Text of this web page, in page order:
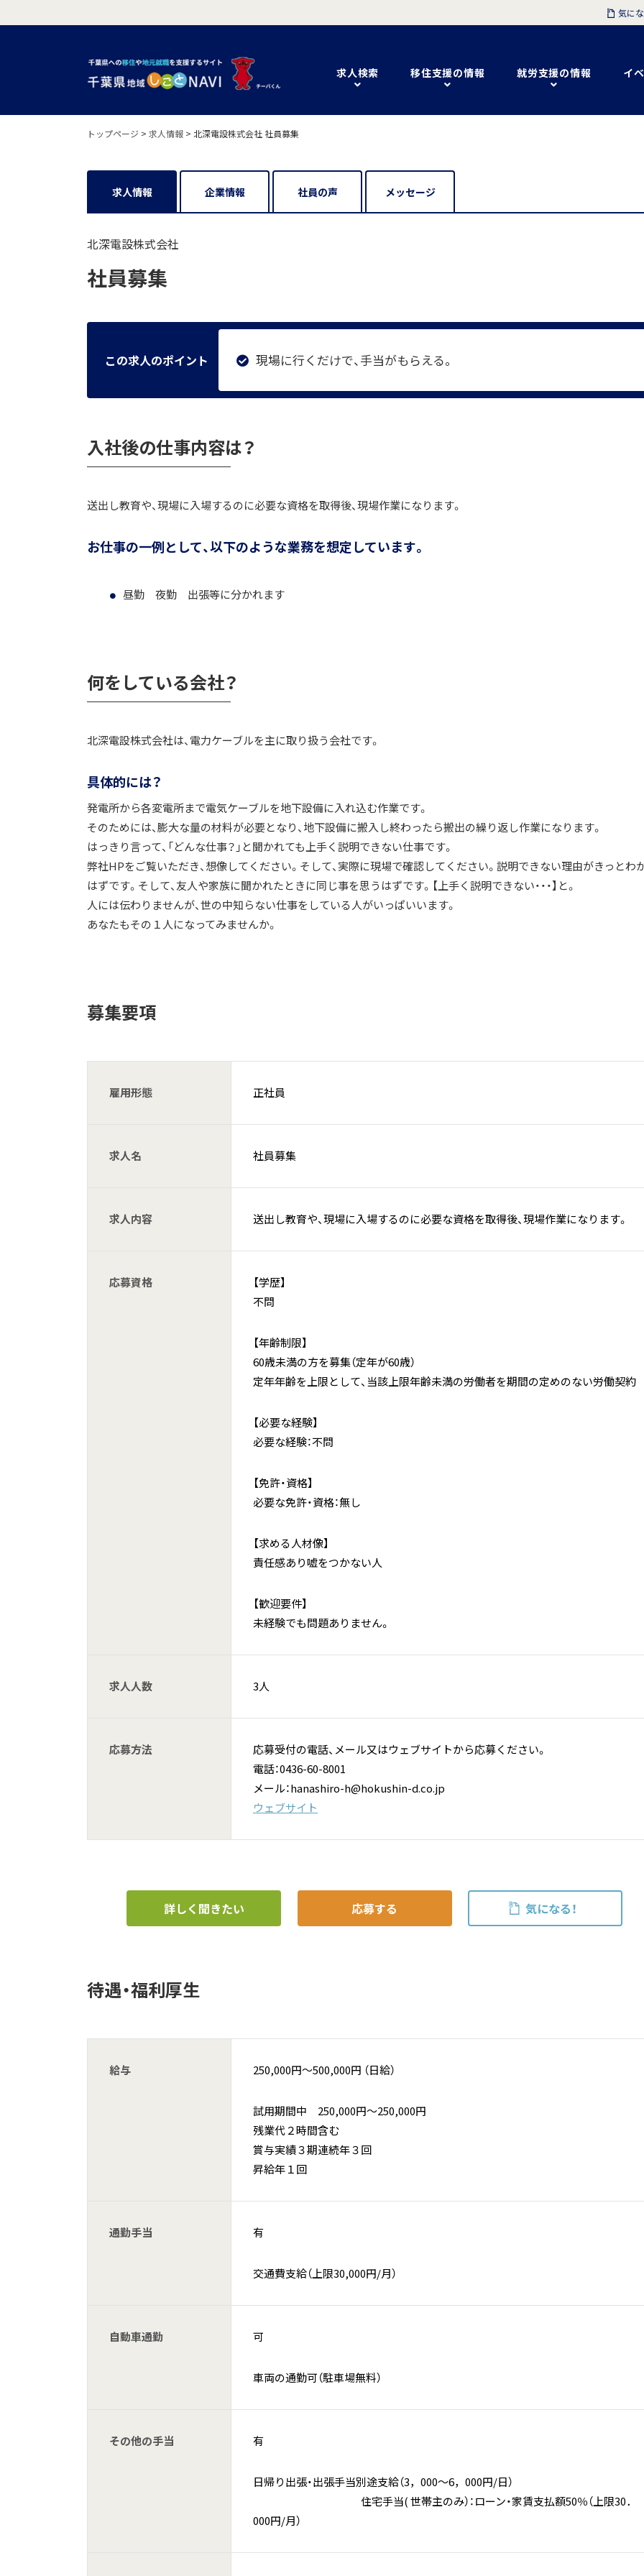
求人検索 移住支援の情報 就労支援の情報 イ
気に
トップページ > 求人情報 > 北深電設株式会社 社員募集
求人情報 企業情報 社員の声 メッセージ
北深電設株式会社
社員募集
この求人のポイント 現場に行くだけで、手当がもらえる。
入社後の仕事内容は？
送出し教育や、現場に入場するのに必要な資格を取得後、現場作業になります。
お仕事の一例として、以下のような業務を想定しています。
昼勤 夜勤 出張等に分かれます
何をしている会社？
北深電設株式会社は、電力ケーブルを主に取り扱う会社です。
具体的には？
発電所から各変電所まで電気ケーブルを地下設備に入れ込む作業です。
そのためには、膨大な量の材料が必要となり、地下設備に搬入し終わったら搬出の繰り返し作業になります。
はっきり言って、「どんな仕事？」と聞かれても上手く説明できない仕事です。
弊社HPをご覧いただき、想像してください。そして、実際に現場で確認してください。説明できない理由がきっとわ
はずです。そして、友人や家族に聞かれたときに同じ事を思うはずです。【上手く説明できない・・・】と。
人には伝わりませんが、世の中知らない仕事をしている人がいっぱいいます。
あなたもその１人になってみませんか。
募集要項
雇用形態 正社員
求人名 社員募集
求人内容 送出し教育や、現場に入場するのに必要な資格を取得後、現場作業になります。
応募資格
【学歴】
不問
【年齢制限】
60歳未満の方を募集（定年が60歳）
定年年齢を上限として、当該上限年齢未満の労働者を期間の定めのない労働契約
【必要な経験】
必要な経験：不問
【免許・資格】
必要な免許・資格：無し
【求める人材像】
責任感あり嘘をつかない人
【歓迎要件】
未経験でも問題ありません。
求人人数 3人
応募方法
応募受付の電話、メール又はウェブサイトから応募ください。
電話：0436-60-8001
メール：hanashiro-h@hokushin-d.co.jp
ウェブサイト
詳しく聞きたい 応募する 気になる！
待遇・福利厚生
給与 250,000円〜500,000円 （日給）
試用期間中 250,000円〜250,000円
残業代２時間含む
賞与実績３期連続年３回
昇給年１回
通勤手当 有
交通費支給（上限30,000円/月）
自動車通勤 可
車両の通勤可（駐車場無料）
その他の手当 有
日帰り出張・出張手当別途支給（3，000～6，000円/日）
住宅手当( 世帯主のみ）：ローン・家賃支払額50％（上限30．
000円/月）